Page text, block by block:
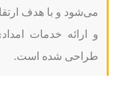
می‌شود و با هدف
و ارائه خدمات
طراحی شده است.